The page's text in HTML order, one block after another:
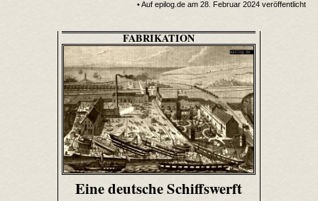
• Auf epilog.de am 28. Februar 2024 veröffentlicht
FABRIKATION
Eine deutsche Schiffswerft